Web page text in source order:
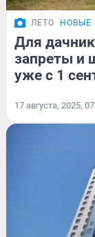
ЛЕТО НОВЫЕ
Для
запреты и
уже с 1
17 августа, 2025,